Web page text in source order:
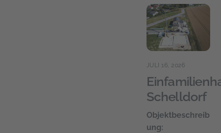
JULI 16, 2026
Schelldorf
Objektbeschreib
ung: